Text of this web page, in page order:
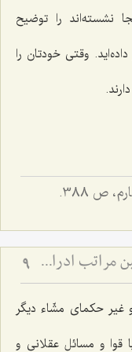
نشسته‌اند را توضیح
وقتى خودتان را
ص 388.
بررسی اشکالات وجود ذهنی و تبیین مراتب ادراکی - تحلیل جایگاه قوا و نسبت میان عالم ذهن و خارج 9
حکماى مشّاء دیگر
قوا و مسائل عقلانى و